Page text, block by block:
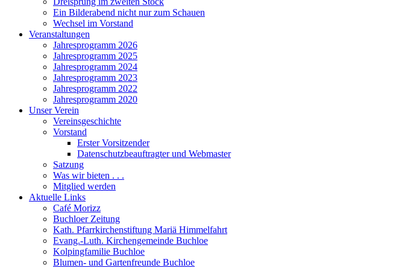
Ein Bilderabend nicht nur zum Schauen
Wechsel im Vorstand
Veranstaltungen
Jahresprogramm 2026
Jahresprogramm 2025
Jahresprogramm 2024
Jahresprogramm 2023
Jahresprogramm 2022
Jahresprogramm 2020
Unser Verein
Vereinsgeschichte
Vorstand
Erster Vorsitzender
Datenschutzbeauftragter und Webmaster
Satzung
Was wir bieten . . .
Mitglied werden
Aktuelle Links
Café Morizz
Buchloer Zeitung
Kath. Pfarrkirchenstiftung Mariä Himmelfahrt
Evang.-Luth. Kirchengemeinde Buchloe
Kolpingfamilie Buchloe
Blumen- und Gartenfreunde Buchloe